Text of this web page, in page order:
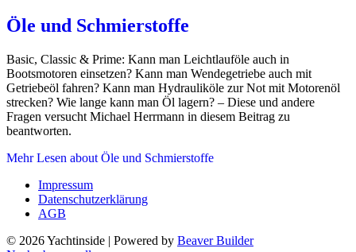
Öle und Schmierstoffe
Basic, Classic & Prime: Kann man Leichtlauföle auch in
Bootsmotoren einsetzen? Kann man Wendegetriebe auch mit
Getriebeöl fahren? Kann man Hydrauliköle zur Not mit Motorenöl
strecken? Wie lange kann man Öl lagern? – Diese und andere
Fragen versucht Michael Herrmann in diesem Beitrag zu
beantworten.
Mehr Lesen about Öle und Schmierstoffe
Impressum
Datenschutzerklärung
AGB
© 2026 Yachtinside | Powered by Beaver Builder